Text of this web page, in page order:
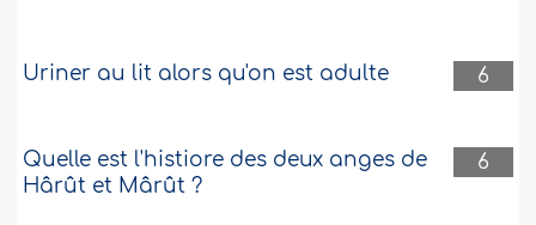
6
Uriner au lit alors qu'on est adulte
6
Quelle est l'histiore des deux anges de
Hârût et Mârût ?